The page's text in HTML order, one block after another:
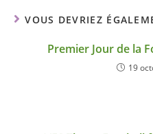
VOUS DEVRIEZ
Premier Jour de la
19